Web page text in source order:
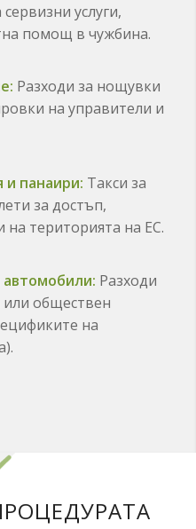
услуги,
помощ в чужбина.
Разходи за нощувки
на управители и
и панаири: Такси за
за достъп,
територията на ЕС.
Разходи
или обществен
на